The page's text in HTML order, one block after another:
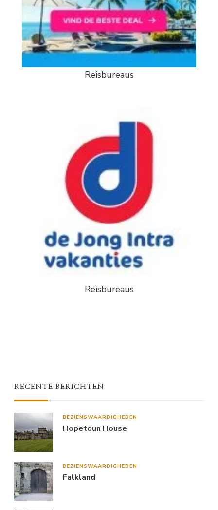
Reisbureaus
Reisbureaus
RECENTE BERICHTEN
BEZIENSWAARDIGHEDEN
Hopetoun House
BEZIENSWAARDIGHEDEN
Falkland